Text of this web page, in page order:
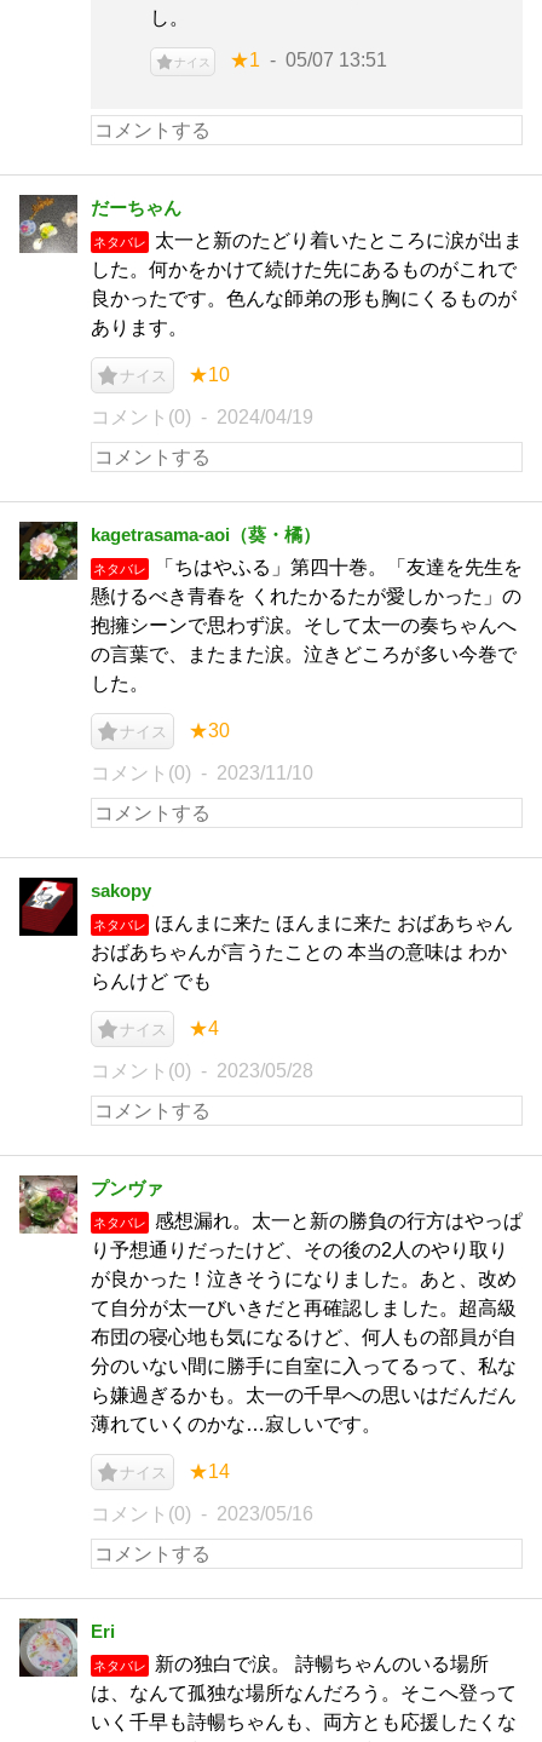
し。
ナイス ★1 05/07 13:51
だーちゃん
ネタバレ
太一と新のたどり着いたところに涙が出ま
した。何かをかけて続けた先にあるものがこれで
良かったです。色んな師弟の形も胸にくるものが
あります。
ナイス ★10
コメント(0) 2024/04/19
kagetrasama-aoi（葵・橘）
ネタバレ
「ちはやふる」第四十巻。「友達を先生を
懸けるべき青春を くれたかるたが愛しかった」の
抱擁シーンで思わず涙。そして太一の奏ちゃんへ
の言葉で、またまた涙。泣きどころが多い今巻で
した。
ナイス ★30
コメント(0) 2023/11/10
sakopy
ネタバレ
ほんまに来た ほんまに来た おばあちゃん
おばあちゃんが言うたことの 本当の意味は わか
らんけど でも
ナイス ★4
コメント(0) 2023/05/28
プンヴァ
ネタバレ
感想漏れ。太一と新の勝負の行方はやっぱ
り予想通りだったけど、その後の2人のやり取り
が良かった！泣きそうになりました。あと、改め
て自分が太一びいきだと再確認しました。超高級
布団の寝心地も気になるけど、何人もの部員が自
分のいない間に勝手に自室に入ってるって、私な
ら嫌過ぎるかも。太一の千早への思いはだんだん
薄れていくのかな…寂しいです。
ナイス ★14
コメント(0) 2023/05/16
Eri
ネタバレ
新の独白で涙。 詩暢ちゃんのいる場所
は、なんて孤独な場所なんだろう。そこへ登って
いく千早も詩暢ちゃんも、両方とも応援したくな